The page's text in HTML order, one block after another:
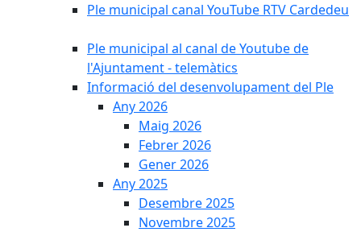
Ple municipal canal YouTube RTV Cardedeu
Ple municipal al canal de Youtube de
l'Ajuntament - telemàtics
Informació del desenvolupament del Ple
Any 2026
Maig 2026
Febrer 2026
Gener 2026
Any 2025
Desembre 2025
Novembre 2025